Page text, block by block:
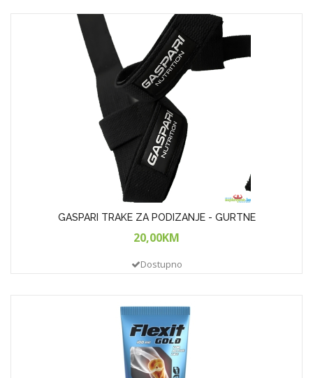
GASPARI TRAKE ZA PODIZANJE - GURTNE
20,00KM
Dostupno